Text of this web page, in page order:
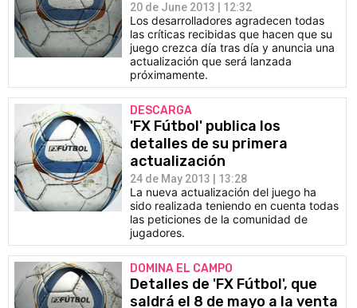
20 de June 2013 | 12:32
Los desarrolladores agradecen todas
las críticas recibidas que hacen que su
juego crezca día tras día y anuncia una
actualización que será lanzada
próximamente.
DESCARGA
'FX Fútbol' publica los
detalles de su primera
actualización
24 de May 2013 | 13:28
La nueva actualización del juego ha
sido realizada teniendo en cuenta todas
las peticiones de la comunidad de
jugadores.
DOMINA EL CAMPO
Detalles de 'FX Fútbol', que
saldrá el 8 de mayo a la venta